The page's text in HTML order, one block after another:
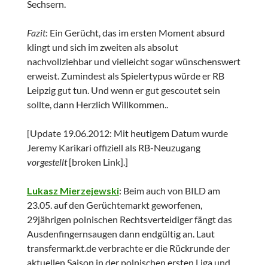
Sechsern.
Fazit: Ein Gerücht, das im ersten Moment absurd
klingt und sich im zweiten als absolut
nachvollziehbar und vielleicht sogar wünschenswert
erweist. Zumindest als Spielertypus würde er RB
Leipzig gut tun. Und wenn er gut gescoutet sein
sollte, dann Herzlich Willkommen..
[Update 19.06.2012: Mit heutigem Datum wurde
Jeremy Karikari offiziell als RB-Neuzugang
vorgestellt[broken Link].]
Lukasz Mierzejewski: Beim auch von BILD am
23.05. auf den Gerüchtemarkt geworfenen,
29jährigen polnischen Rechtsverteidiger fängt das
Ausdenfingernsaugen dann endgültig an. Laut
transfermarkt.de verbrachte er die Rückrunde der
aktuellen Saison in der polnischen ersten Liga und